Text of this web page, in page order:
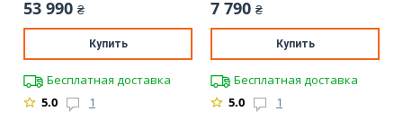
53 990 ₴
Купить
Бесплатная доставка
5.0
1
7 790 ₴
Купить
Бесплатная доставка
5.0
1